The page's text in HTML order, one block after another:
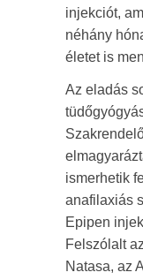
injekciót,
néhány
életet is
Az eladás
ismerhetik
anafilaxiás
Epipen
Felszólalt
Natasa, az